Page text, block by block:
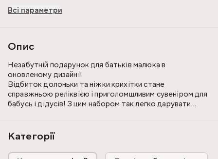
Всі параметри
Опис
Незабутній подарунок для батьків малюка в
оновленому дизайні!
Відбиток долоньки та ніжки крихітки стане
справжньою реліквією і приголомшливим сувеніром для
бабусь і дідусів! З цим набором так легко дарувати
- Швидко й легко
- Безпечно для ніжної шкіри
- Повторюємо дрібні складочки
Категорії